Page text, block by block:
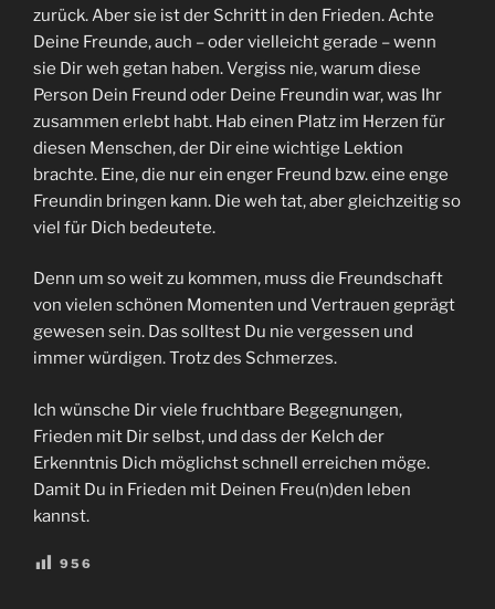
zurück. Aber sie ist der Schritt in den Frieden. Achte
Deine Freunde, auch – oder vielleicht gerade – wenn
sie Dir weh getan haben. Vergiss nie, warum diese
Person Dein Freund oder Deine Freundin war, was Ihr
zusammen erlebt habt. Hab einen Platz im Herzen für
diesen Menschen, der Dir eine wichtige Lektion
brachte. Eine, die nur ein enger Freund bzw. eine enge
Freundin bringen kann. Die weh tat, aber gleichzeitig so
viel für Dich bedeutete.
Denn um so weit zu kommen, muss die Freundschaft
von vielen schönen Momenten und Vertrauen geprägt
gewesen sein. Das solltest Du nie vergessen und
immer würdigen. Trotz des Schmerzes.
Ich wünsche Dir viele fruchtbare Begegnungen,
Frieden mit Dir selbst, und dass der Kelch der
Erkenntnis Dich möglichst schnell erreichen möge.
Damit Du in Frieden mit Deinen Freu(n)den leben
kannst.
956